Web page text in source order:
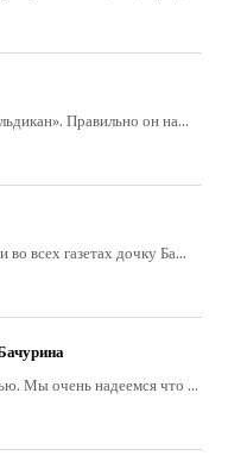
Правильно он на...
во всех газетах дочку Ба...
Мы очень надеемся что ...